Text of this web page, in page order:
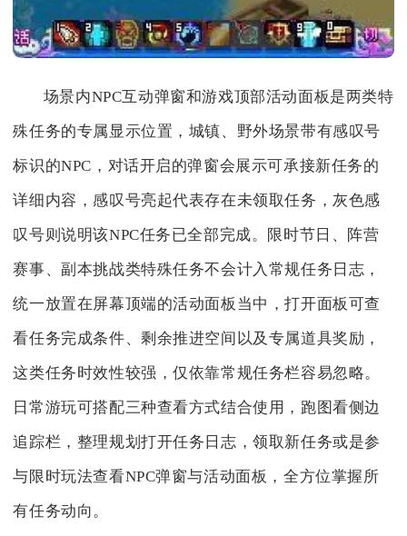
场景内NPC互动弹窗和游戏顶部活动面板是两类特
殊任务的专属显示位置，城镇、野外场景带有感叹号
标识的NPC，对话开启的弹窗会展示可承接新任务的
详细内容，感叹号亮起代表存在未领取任务，灰色感
叹号则说明该NPC任务已全部完成。限时节日、阵营
赛事、副本挑战类特殊任务不会计入常规任务日志，
统一放置在屏幕顶端的活动面板当中，打开面板可查
看任务完成条件、剩余推进空间以及专属道具奖励，
这类任务时效性较强，仅依靠常规任务栏容易忽略。
日常游玩可搭配三种查看方式结合使用，跑图看侧边
追踪栏，整理规划打开任务日志，领取新任务或是参
与限时玩法查看NPC弹窗与活动面板，全方位掌握所
有任务动向。